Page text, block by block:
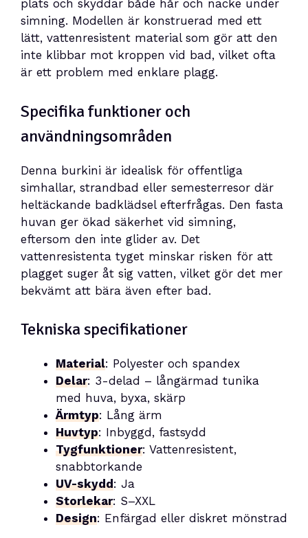
plats och skyddar både hår och nacke under
simning. Modellen är konstruerad med ett
lätt, vattenresistent material som gör att den
inte klibbar mot kroppen vid bad, vilket ofta
är ett problem med enklare plagg.
Specifika funktioner och
användningsområden
Denna burkini är idealisk för offentliga
simhallar, strandbad eller semesterresor där
heltäckande badklädsel efterfrågas. Den fasta
huvan ger ökad säkerhet vid simning,
eftersom den inte glider av. Det
vattenresistenta tyget minskar risken för att
plagget suger åt sig vatten, vilket gör det mer
bekvämt att bära även efter bad.
Tekniska specifikationer
Material: Polyester och spandex
Delar: 3-delad – långärmad tunika
med huva, byxa, skärp
Ärmtyp: Lång ärm
Huvtyp: Inbyggd, fastsydd
Tygfunktioner: Vattenresistent,
snabbtorkande
UV-skydd: Ja
Storlekar: S–XXL
Design: Enfärgad eller diskret mönstrad